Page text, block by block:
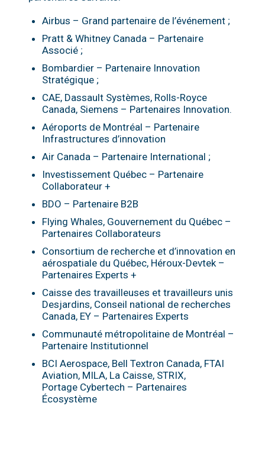
Airbus – Grand partenaire de l’événement ;
Pratt & Whitney Canada – Partenaire
Associé ;
Bombardier – Partenaire Innovation
Stratégique ;
CAE, Dassault Systèmes, Rolls-Royce
Canada, Siemens – Partenaires Innovation.
Aéroports de Montréal – Partenaire
Infrastructures d’innovation
Air Canada – Partenaire International ;
Investissement Québec – Partenaire
Collaborateur +
BDO – Partenaire B2B
Flying Whales, Gouvernement du Québec –
Partenaires Collaborateurs
Consortium de recherche et d’innovation en
aérospatiale du Québec, Héroux-Devtek –
Partenaires Experts +
Caisse des travailleuses et travailleurs unis
Desjardins, Conseil national de recherches
Canada, EY – Partenaires Experts
Communauté métropolitaine de Montréal –
Partenaire Institutionnel
BCI Aerospace, Bell Textron Canada, FTAI
Aviation, MILA, La Caisse, STRIX,
Portage Cybertech – Partenaires
Écosystème